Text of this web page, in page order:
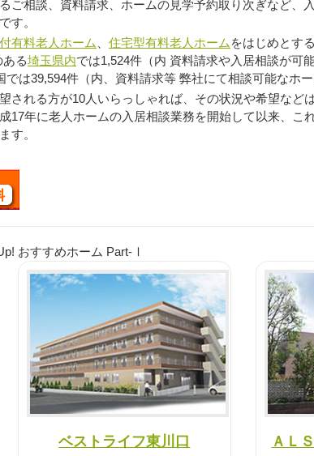
相談、資料請求、ホームの見学予約取り次ぎなど、
す。
有料老人ホーム 住宅型有料老人ホーム をはじめとす
る埼玉県内では1,524件（内 資料請求や入居相談が可
は39,594件（内、資料請求等 弊社にて相談可能なホ
れる方が10人いらっしゃれば、その状況や希望など
17年に老人ホームの入居相談業務を開始して以来、こ
す。
おすすめホーム Part-Ⅰ
ベストライフ東川口
ＡＬ